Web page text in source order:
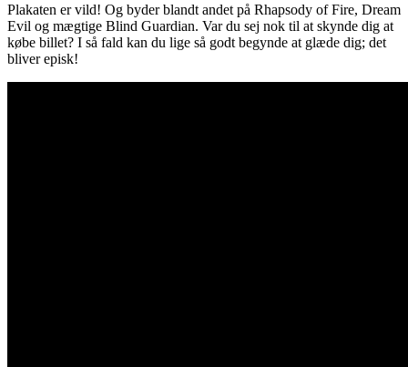
Plakaten er vild! Og byder blandt andet på Rhapsody of Fire, Dream
Evil og mægtige Blind Guardian. Var du sej nok til at skynde dig at
købe billet? I så fald kan du lige så godt begynde at glæde dig; det
bliver episk!